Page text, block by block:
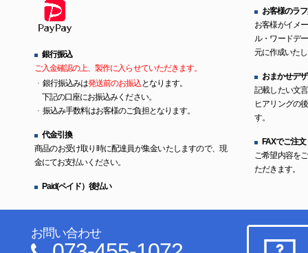
銀行振込
ご入金確認の上、製作に入らせていただきます。
銀行振込みは発送前のお振込 となります。
下記の口座にお振込みください。
振込み手数料はお客様のご負担となります。
代金引換
商品のお受け取り時に配達員が集金いたしますので、現
金にてお支払いください。
Paid(ペイド）後払い
お客様のラ
お客様がイメ
ル・ワードデ
元に作成いた
おまかせデ
記載したい文
ヒアリングの
す。
FAXでご注文
ご希望内容を
ただきます。
お問い合わせ